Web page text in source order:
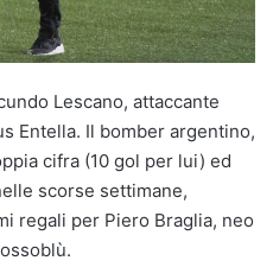
Lescano, attaccante
Entella. Il bomber argentino,
cifra (10 gol per lui) ed
scorse settimane,
regali per Piero Braglia, neo